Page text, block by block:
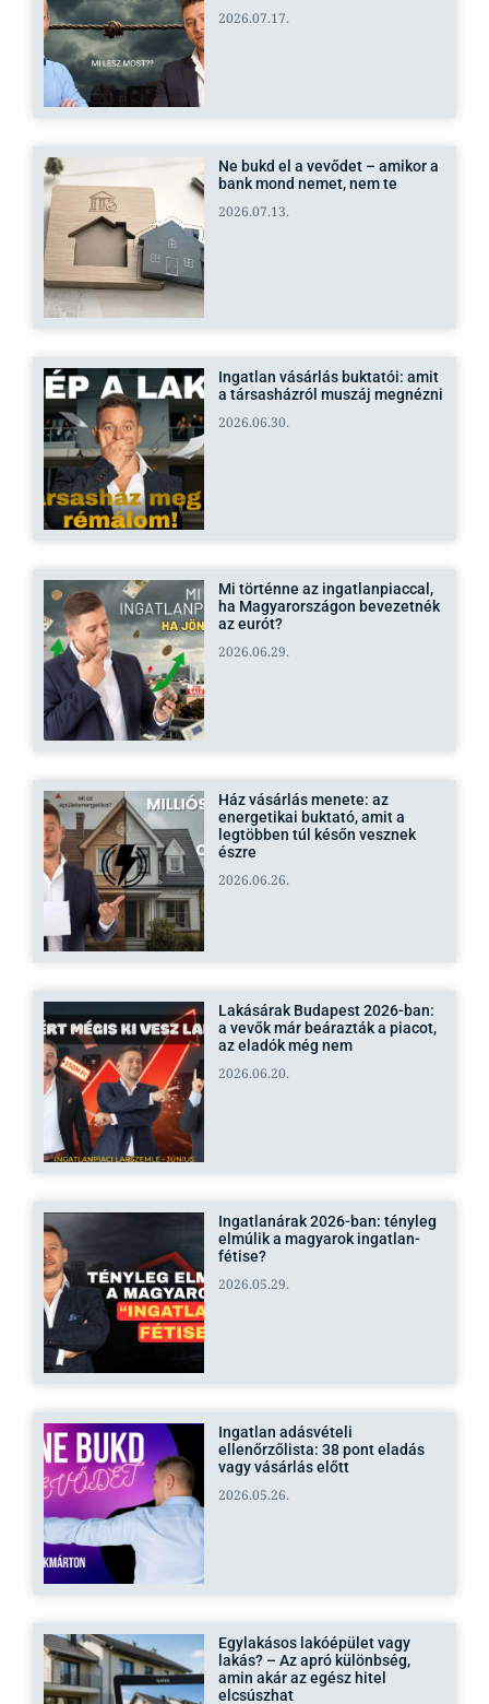
2026.07.17.
Ne bukd el a vevődet – amikor a
bank mond nemet, nem te
2026.07.13.
Ingatlan vásárlás buktatói: amit
a társasházról muszáj megnézni
2026.06.30.
Mi történne az ingatlanpiaccal,
ha Magyarországon bevezetnék
az eurót?
2026.06.29.
Ház vásárlás menete: az
energetikai buktató, amit a
legtöbben túl későn vesznek
észre
2026.06.26.
Lakásárak Budapest 2026-ban:
a vevők már beárazták a piacot,
az eladók még nem
2026.06.20.
Ingatlanárak 2026-ban: tényleg
elmúlik a magyarok ingatlan-
fétise?
2026.05.29.
Ingatlan adásvételi
ellenőrzőlista: 38 pont eladás
vagy vásárlás előtt
2026.05.26.
Egylakásos lakóépület vagy
lakás? – Az apró különbség,
amin akár az egész hitel
elcsúszhat